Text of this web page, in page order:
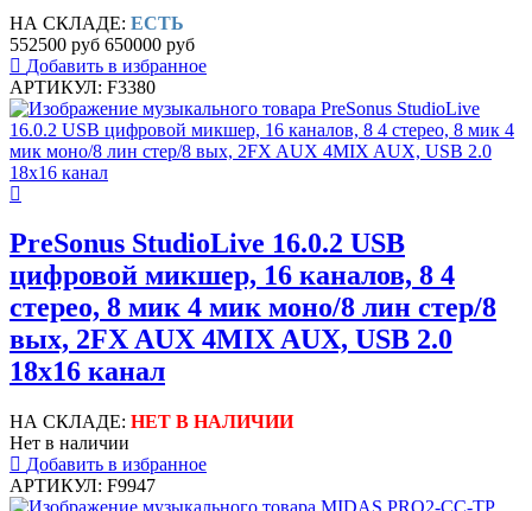
НА СКЛАДЕ: ЕСТЬ
552500 руб 650000 руб
Добавить в избранное
АРТИКУЛ: F3380
PreSonus StudioLive 16.0.2 USB
цифровой микшер, 16 каналов, 8 4
стерео, 8 мик 4 мик моно/8 лин стер/8
вых, 2FX AUX 4MIX AUX, USB 2.0
18x16 канал
НА СКЛАДЕ: НЕТ В НАЛИЧИИ
Нет в наличии
Добавить в избранное
АРТИКУЛ: F9947